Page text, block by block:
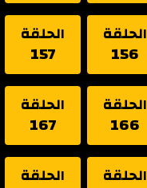
الحلقة
156
الحلقة
157
الحلقة
166
الحلقة
167
الحلقة الحلقة